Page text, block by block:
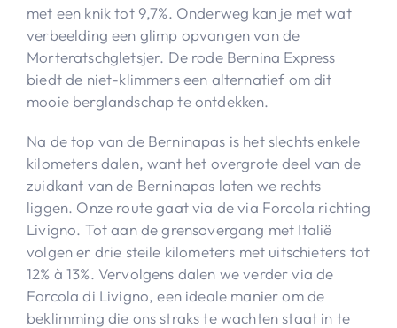
met een knik tot 9,7%. Onderweg kan je met wat
verbeelding een glimp opvangen van de
Morteratschgletsjer. De rode Bernina Express
biedt de niet-klimmers een alternatief om dit
mooie berglandschap te ontdekken.
Na de top van de Berninapas is het slechts enkele
kilometers dalen, want het overgrote deel van de
zuidkant van de Berninapas laten we rechts
liggen. Onze route gaat via de via Forcola richting
Livigno. Tot aan de grensovergang met Italië
volgen er drie steile kilometers met uitschieters tot
12% à 13%. Vervolgens dalen we verder via de
Forcola di Livigno, een ideale manier om de
beklimming die ons straks te wachten staat in te